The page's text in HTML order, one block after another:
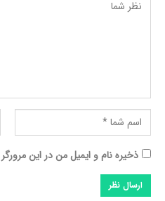
ذخیره نام و ایمیل من در این